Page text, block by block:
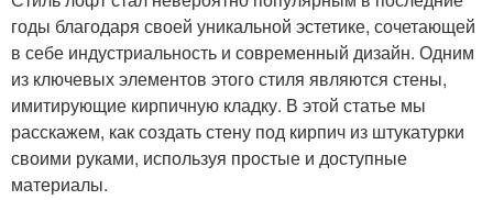
годы благодаря своей уникальной эстетике, сочетающей
в себе индустриальность и современный дизайн. Одним
из ключевых элементов этого стиля являются стены,
имитирующие кирпичную кладку. В этой статье мы
расскажем, как создать стену под кирпич из штукатурки
своими руками, используя простые и доступные
материалы.